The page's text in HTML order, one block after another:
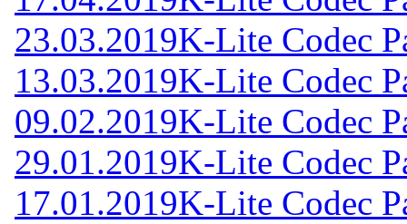
23.03.2019K-Lite Codec
13.03.2019K-Lite Codec
09.02.2019K-Lite Codec
29.01.2019K-Lite Codec
17.01.2019K-Lite Codec